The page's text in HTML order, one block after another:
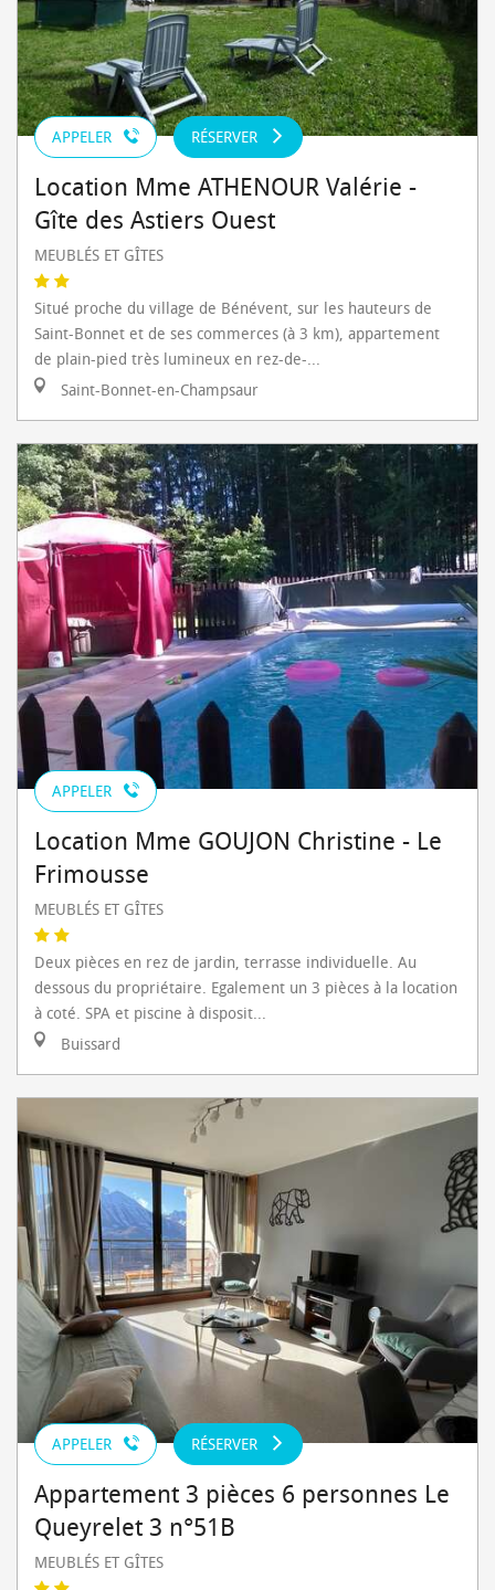
APPELER RÉSERVER
Location Mme ATHENOUR Valérie -
Gîte des Astiers Ouest
MEUBLÉS ET GÎTES
Situé proche du village de Bénévent, sur les hauteurs de
Saint-Bonnet et de ses commerces (à 3 km), appartement
de plain-pied très lumineux en rez-de-...
Saint-Bonnet-en-Champsaur
APPELER
Location Mme GOUJON Christine - Le
Frimousse
MEUBLÉS ET GÎTES
Deux pièces en rez de jardin, terrasse individuelle. Au
dessous du propriétaire. Egalement un 3 pièces à la location
à coté. SPA et piscine à disposit...
Buissard
APPELER RÉSERVER
Appartement 3 pièces 6 personnes Le
Queyrelet 3 n°51B
MEUBLÉS ET GÎTES